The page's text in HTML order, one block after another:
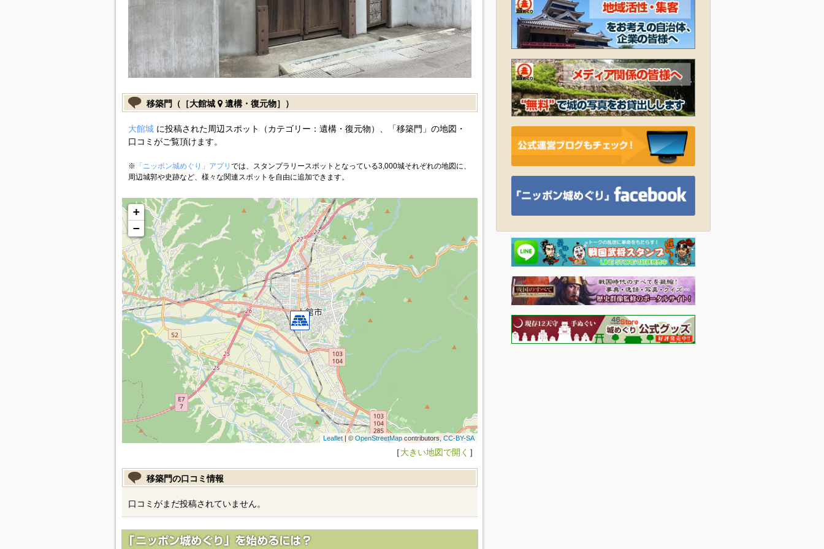
移築門（［大館城 遺構・復元物］）
大館城に投稿された周辺スポット（カテゴリー：遺構・復元物）、「移築門」の地図・
口コミがご覧頂けます。
※ 「ニッポン城めぐり」アプリ では、スタンプラリースポットとなっている3,000城それぞれの地図に、
周辺城郭や史跡など、様々な関連スポットを自由に追加できます。
+
−
Leaflet| ©OpenStreetMapcontributors,CC-BY-SA
［大きい地図で開く ］
移築門の口コミ情報
口コミがまだ投稿されていません。